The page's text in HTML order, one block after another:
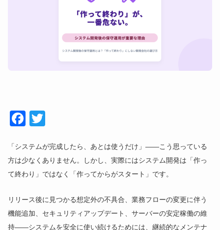
Face
「システムが完成したら、あとは使うだけ」――こう思っている
方は少なくありません。しかし、実際にはシステム開発は「作っ
て終わり」ではなく「作ってからがスタート」です。
リリース後に見つかる想定外の不具合、業務フローの変更に伴う
機能追加、セキュリティアップデート、サーバーの安定稼働の維
持――システムを安全に使い続けるためには、継続的なメンテナ